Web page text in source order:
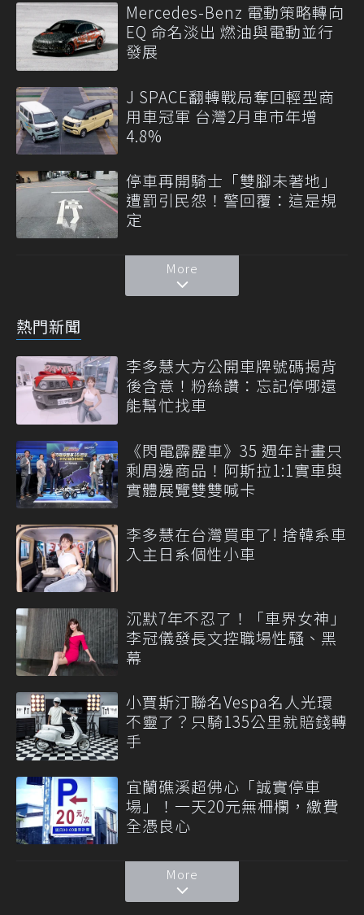
Mercedes-Benz 電動策略轉向
EQ 命名淡出 燃油與電動並行
發展
J SPACE翻轉戰局奪回輕型商
用車冠軍 台灣2月車市年增
4.8%
停車再開騎士「雙腳未著地」
遭罰引民怨！警回覆：這是規
定
More
熱門新聞
李多慧大方公開車牌號碼揭背
後含意！粉絲讚：忘記停哪還
能幫忙找車
《閃電霹靂車》35 週年計畫只
剩周邊商品！阿斯拉1:1實車與
實體展覽雙雙喊卡
李多慧在台灣買車了! 捨韓系車
入主日系個性小車
沉默7年不忍了！「車界女神」
李冠儀發長文控職場性騷、黑
幕
小賈斯汀聯名Vespa名人光環
不靈了？只騎135公里就賠錢轉
手
宜蘭礁溪超佛心「誠實停車
場」！一天20元無柵欄，繳費
全憑良心
More